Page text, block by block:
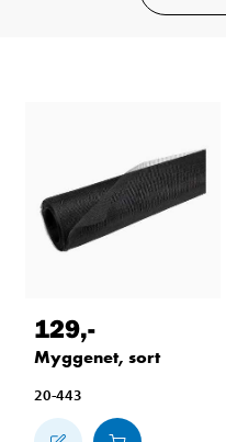
129,-
Myggenet, sort
20-443